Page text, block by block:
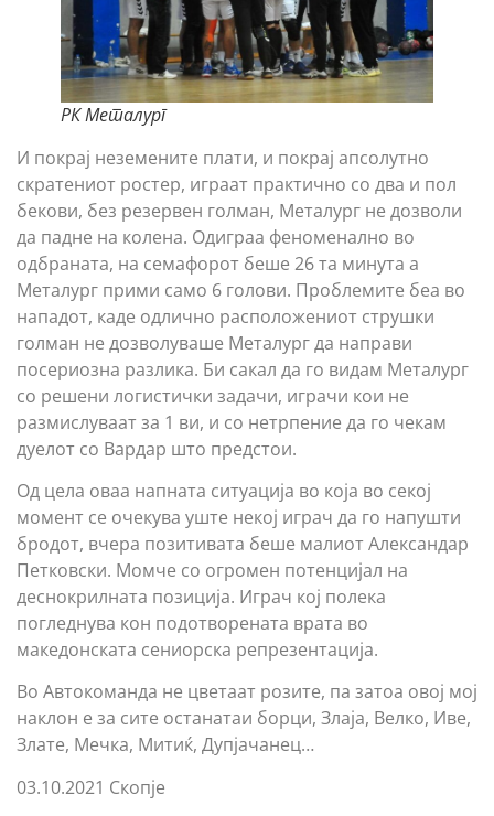
РК Металург
И покрај неземените плати, и покрај апсолутно
скратениот ростер, играат практично со два и пол
бекови, без резервен голман, Металург не дозволи
да падне на колена. Одиграа феноменално во
одбраната, на семафорот беше 26 та минута а
Металург прими само 6 голови. Проблемите беа во
нападот, каде одлично расположениот струшки
голман не дозволуваше Металург да направи
посериозна разлика. Би сакал да го видам Металург
со решени логистички задачи, играчи кои не
размислуваат за 1 ви, и со нетрпение да го чекам
дуелот со Вардар што предстои.
Од цела оваа напната ситуација во која во секој
момент се очекува уште некој играч да го напушти
бродот, вчера позитивата беше малиот Александар
Петковски. Момче со огромен потенцијал на
деснокрилната позиција. Играч кој полека
погледнува кон подотворената врата во
македонската сениорска репрезентација.
Во Автокоманда не цветаат розите, па затоа овој мој
наклон е за сите останатаи борци, Злаја, Велко, Иве,
Злате, Мечка, Митиќ, Дупјачанец…
03.10.2021 Скопје